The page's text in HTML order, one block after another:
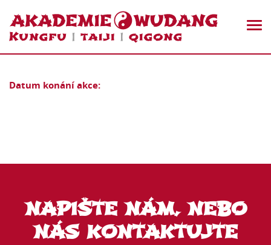
Datum konání akce:
NAPIŠTE NÁM, NEBO
NÁS KONTAKTUJTE